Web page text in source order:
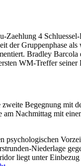
4 Schluessel-
der Gruppenphase
Bradley
WM-Treffer seiner
zweite Begegnung mit
Nachmittag mit
Niederlage
liegt unter